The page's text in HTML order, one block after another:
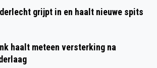
grijpt in en haalt nieuwe spits
haalt meteen versterking na